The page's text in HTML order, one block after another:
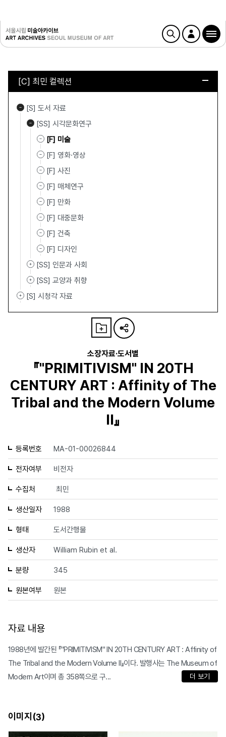
[C] 최민 컬렉션
[S] 도서 자료
[SS] 시각문화연구
[F] 미술
[F] 영화·영상
[F] 사진
[F] 매체연구
[F] 만화
[F] 대중문화
[F] 건축
[F] 디자인
[SS] 인문과 사회
[SS] 교양과 취향
[S] 시청각 자료
소장자료·도서별
『"PRIMITIVISM" IN 20TH
CENTURY ART : Affinity of The
Tribal and the Modern Volume
II』
등록번호 MA-01-00026844
전자여부 비전자
수집처 최민
생산일자 1988
형태 도서간행물
생산자 William Rubin et al.
분량 345
원본여부 원본
자료 내용
1988년에 발간된 『"PRIMITIVISM" IN 20TH CENTURY ART : Affinity of
The Tribal and the Modern Volume II』이다. 발행사는 The Museum of
Modern Art이며 총 358쪽으로 구...
더 보기
이미지(3)